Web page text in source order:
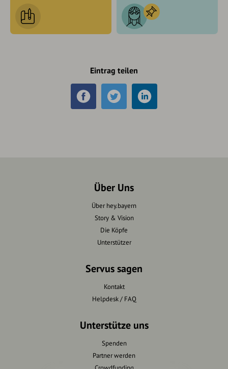
Eintrag teilen
Über Uns
Über hey.bayern
Story & Vision
Die Köpfe
Unterstützer
Servus sagen
Kontakt
Helpdesk / FAQ
Unterstütze uns
Spenden
Partner werden